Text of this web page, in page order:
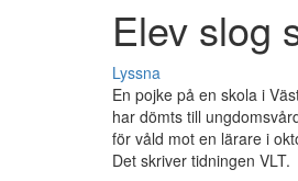
Elev slog
Lyssna
En pojke på en skola i
har dömts till
för våld mot en lärare i
Det skriver tidningen VLT.